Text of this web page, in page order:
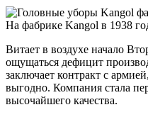
На фабрике Kangol в 1938
Витает в воздухе начало
ощущаться дефицит
заключает контракт с
выгодно. Компания стала
высочайшего качества.